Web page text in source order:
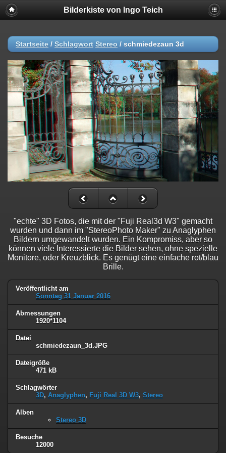
Bilderkiste von Ingo Teich
Startseite / Schlagwort Stereo / schmiedezaun 3d
"echte" 3D Fotos, die mit der "Fuji Real3d W3" gemacht
wurden und dann im "StereoPhoto Maker" zu Anaglyphen
Bildern umgewandelt wurden. Ein Kompromiss, aber so
können viele Interessierte die Bilder sehen, ohne spezielle
Monitore, oder Kreuzblick. Es genügt eine einfache rot/blau
Brille.
Veröffentlicht am
Sonntag 31 Januar 2016
Abmessungen
1920*1104
Datei
schmiedezaun_3d.JPG
Dateigröße
471 kB
Schlagwörter
3D, Anaglyphen, Fuji Real 3D W3, Stereo
Alben
Stereo 3D
Besuche
12000